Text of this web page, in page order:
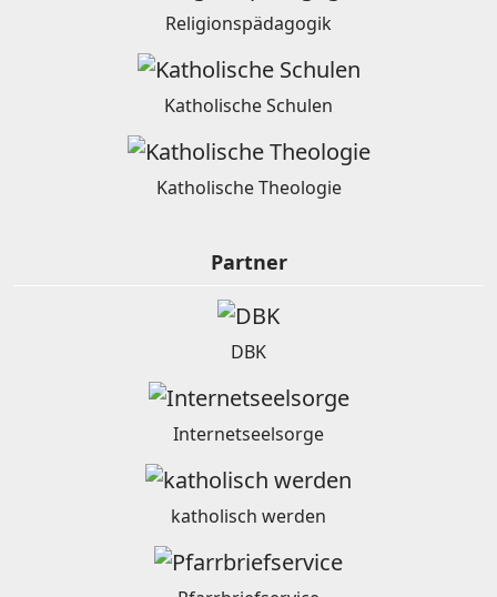
Religionspädagogik
Katholische Schulen
Katholische Theologie
Partner
DBK
Internetseelsorge
katholisch werden